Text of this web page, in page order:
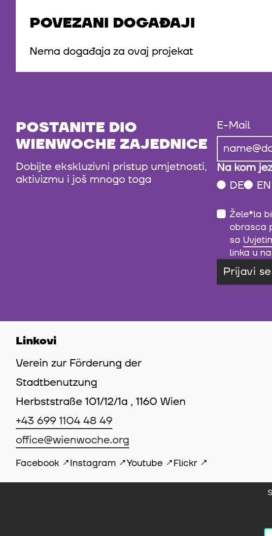
POVEZANI DOGAĐAJI
Nema događaja za ovaj projekat
POSTANITE DIO
WIENWOCHE ZAJEDNICE
Dobijte ekskluzivni pristup umjetnosti,
aktivizmu i još mnogo toga
E-Mail
Na kom
DE
EN
Žele*la
obrasca
sa
linka u
Prijavi se
Linkovi
Verein zur Förderung der
Stadtbenutzung
Herbststraße 101/12/1a , 1160 Wien
+43 699 1104 48 49
office@wienwoche.org
Facebook Instagram Youtube Flickr